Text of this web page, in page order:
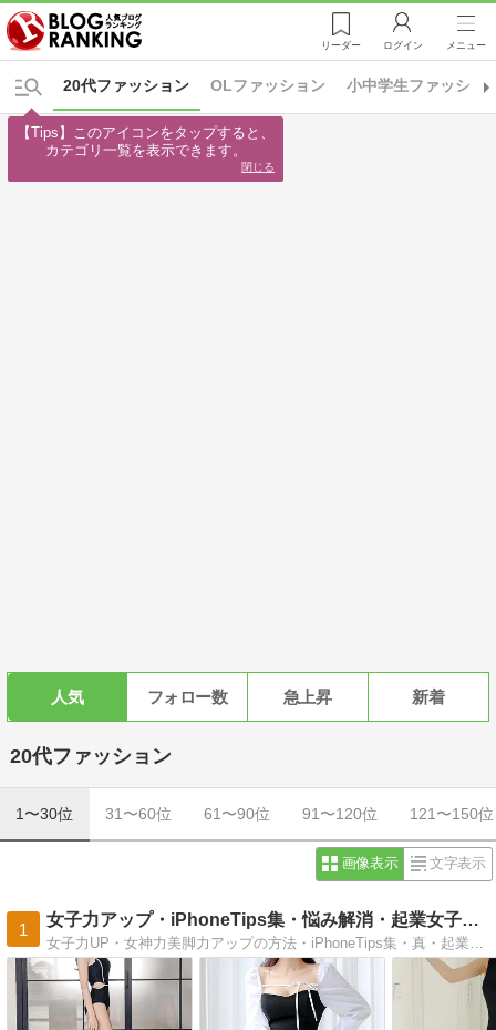
リーダー ログイン メニュー
OLファッション 小中学生ファッショ
20代ファッション
人気 フォロー数 急上昇 新着
20代ファッション
1〜30位 31〜60位 61〜90位 91〜120位 121〜150位
画像表示 文字表示
1
女子力アップ・iPhoneTips集・悩み解消・起業女子情報
【Tips】このアイコンをタップすると、
カテゴリ一覧を表示できます。
閉じる